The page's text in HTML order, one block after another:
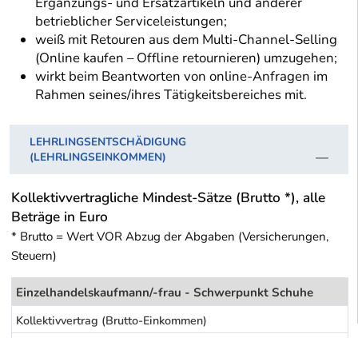
betrieblicher Serviceleistungen;
weiß mit Retouren aus dem Multi-Channel-Selling
(Online kaufen – Offline retournieren) umzugehen;
wirkt beim Beantworten von online-Anfragen im
Rahmen seines/ihres Tätigkeitsbereiches mit.
LEHRLINGSENTSCHÄDIGUNG
(LEHRLINGSEINKOMMEN)
Kollektivvertragliche Mindest-Sätze (Brutto *), alle
Beträge in Euro
* Brutto = Wert VOR Abzug der Abgaben (Versicherungen,
Steuern)
Einzelhandelskaufmann/-frau - Schwerpunkt Schuhe
Kollektivvertrag (Brutto-Einkommen)